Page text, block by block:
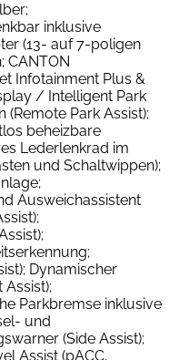
inklusive
(13- auf 7-poligen
CANTON
Infotainment Plus &
/ Intelligent Park
(Remote Park Assist);
beheizbare
Lederlenkrad im
und Schaltwippen);
Ausweichassistent
Dynamischer
Assist);
Parkbremse inklusive
und
(Side Assist);
Assist (pACC,